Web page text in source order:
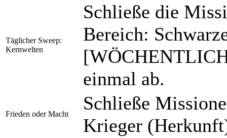
Täglicher Sweep:
Kernwelten
Schließe die
Bereich:
einmal ab.
Frieden oder Macht
Schließe
Krieger